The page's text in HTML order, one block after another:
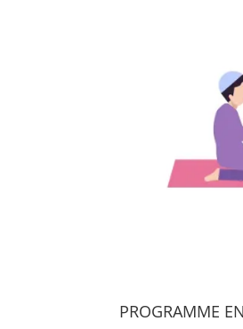
PROGRAMME